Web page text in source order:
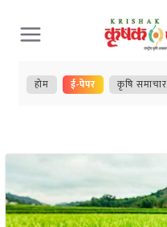
Skip
to
content
होम ई-पेपर कृषि समाचार